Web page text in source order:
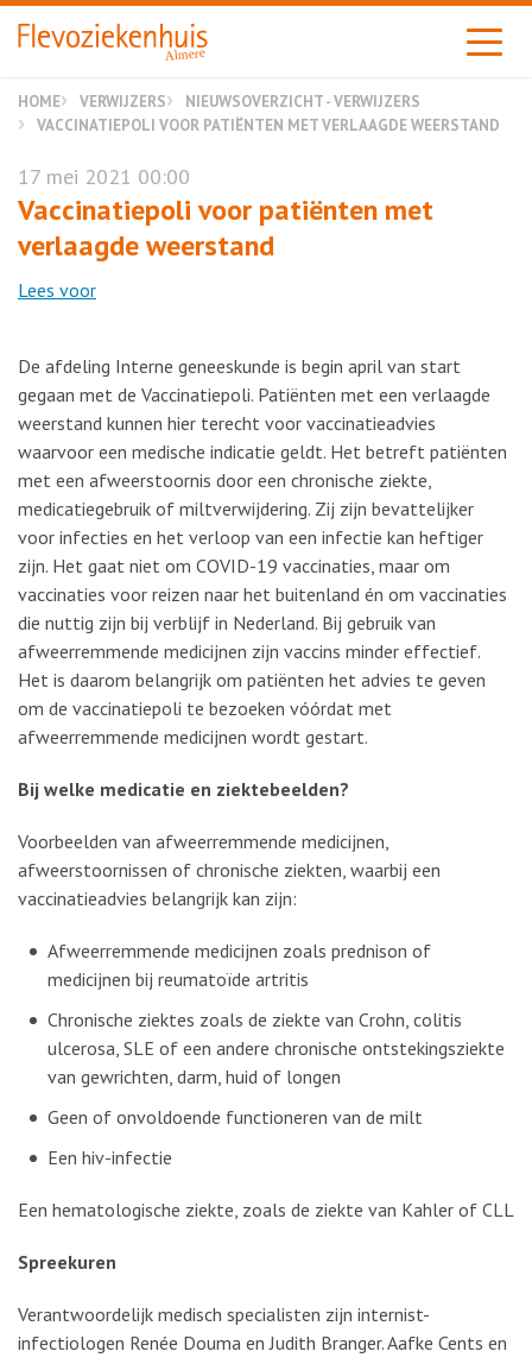
Almere
HOME VERWIJZERS
NIEUWSOVERZICHT - VERWIJZERS
VACCINATIEPOLI VOOR PATIËNTEN MET VERLAAGDE WEERSTAND
17 mei 2021 00:00
Vaccinatiepoli voor patiënten met
verlaagde weerstand
Lees voor
De afdeling Interne geneeskunde is begin april van start
gegaan met de Vaccinatiepoli. Patiënten met een verlaagde
weerstand kunnen hier terecht voor vaccinatieadvies
waarvoor een medische indicatie geldt. Het betreft patiënten
met een afweerstoornis door een chronische ziekte,
medicatiegebruik of miltverwijdering. Zij zijn bevattelijker
voor infecties en het verloop van een infectie kan heftiger
zijn. Het gaat niet om COVID-19 vaccinaties, maar om
vaccinaties voor reizen naar het buitenland én om vaccinaties
die nuttig zijn bij verblijf in Nederland. Bij gebruik van
afweerremmende medicijnen zijn vaccins minder effectief.
Het is daarom belangrijk om patiënten het advies te geven
om de vaccinatiepoli te bezoeken vóórdat met
afweerremmende medicijnen wordt gestart.
Bij welke medicatie en ziektebeelden?
Voorbeelden van afweerremmende medicijnen,
afweerstoornissen of chronische ziekten, waarbij een
vaccinatieadvies belangrijk kan zijn:
Afweerremmende medicijnen zoals prednison of
medicijnen bij reumatoïde artritis
Chronische ziektes zoals de ziekte van Crohn, colitis
ulcerosa, SLE of een andere chronische ontstekingsziekte
van gewrichten, darm, huid of longen
Geen of onvoldoende functioneren van de milt
Een hiv-infectie
Een hematologische ziekte, zoals de ziekte van Kahler of CLL
Spreekuren
Verantwoordelijk medisch specialisten zijn internist-
infectiologen Renée Douma en Judith Branger. Aafke Cents en